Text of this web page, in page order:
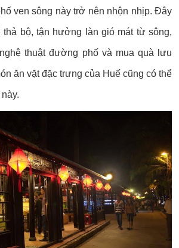
ven sông này trở nên nhộn nhịp. Đây
bộ, tận hưởng làn gió mát từ sông,
thuật đường phố và mua quà lưu
ăn vặt đặc trưng của Huế cũng có thể